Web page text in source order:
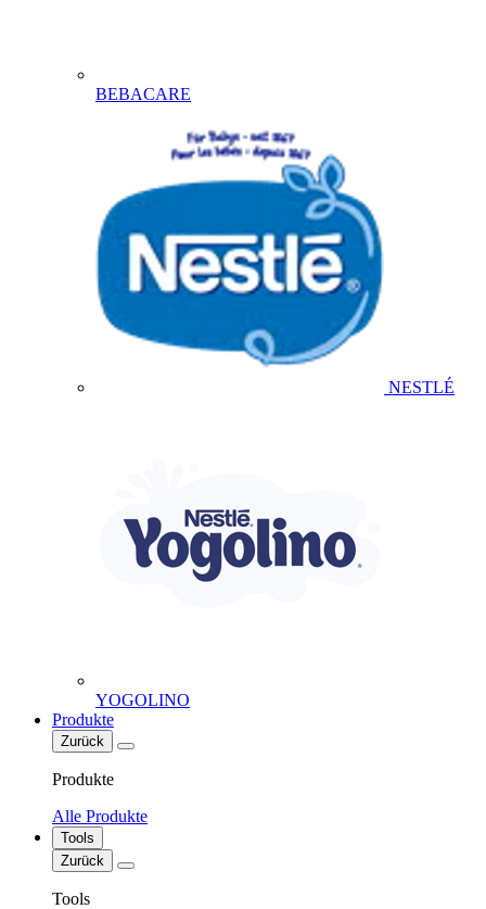
BEBACARE
NESTLÉ
YOGOLINO
Produkte
Zurück
Produkte
Alle Produkte
Tools
Zurück
Tools